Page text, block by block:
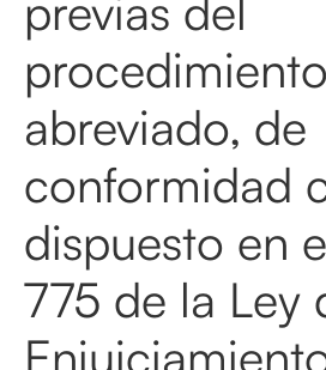
procedimiento
abreviado, de
conformidad
dispuesto en
775 de la Ley